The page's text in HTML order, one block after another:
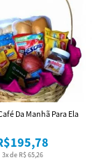
3x de R$ 65,26
Da Manhã Para Ela